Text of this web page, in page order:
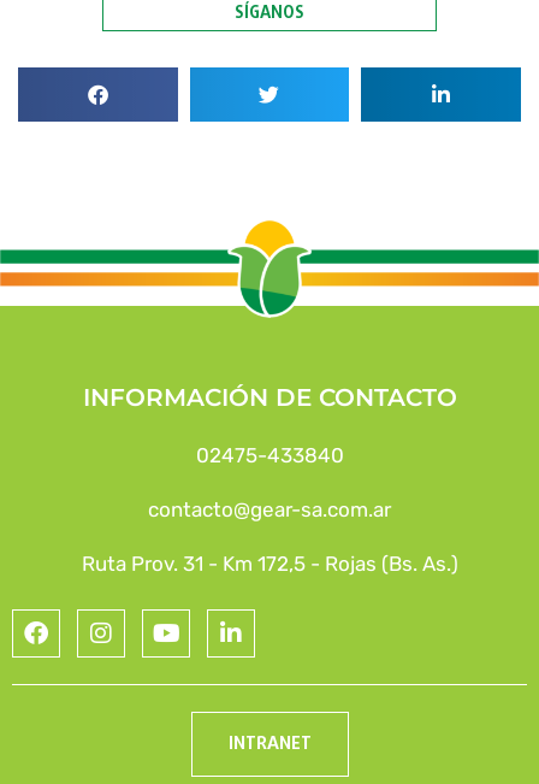
SÍGANOS
INFORMACIÓN DE CONTACTO
02475-433840
contacto@gear-sa.com.ar
Ruta Prov. 31 - Km 172,5 - Rojas (Bs. As.)
INTRANET